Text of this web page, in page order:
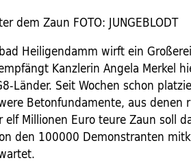
dem Zaun FOTO: JUNGEBLODT
Heiligendamm wirft ein
Kanzlerin Angela Merkel
Länder. Seit Wochen schon
Betonfundamente, aus denen
Millionen Euro teure Zaun soll
den 100000 Demonstranten